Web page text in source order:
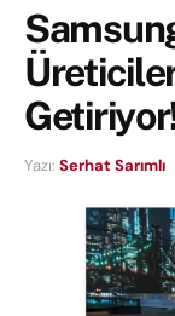
Yazı: Serhat Sarımlı